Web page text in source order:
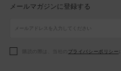
アクセサリー
アクセサリー
シューズ
アクセサリー
シューズ
メールマガジンに登録する
購読の際は、当社の プライバシーポリシー